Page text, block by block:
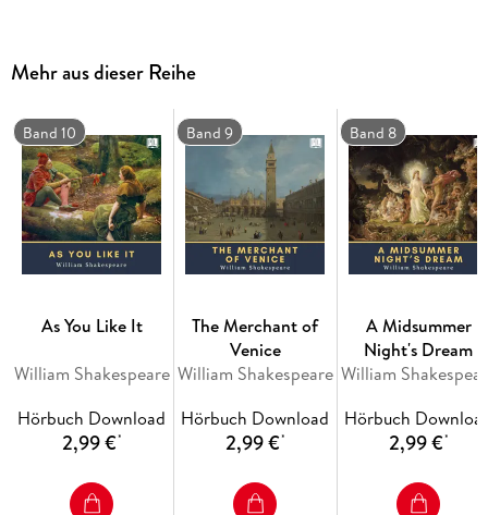
his twin sons, and their twin slaves. The family becomes
separated during a tempest; Aegeon, one son, and one slave
were rescued together, and the others were never to be seen
again. Years later his son Antipholus and his slave Dromio
left to search for their long lost siblings; after the boys didn't
return, Aegeon set out to bring his son back home. Moved by
this story, the duke allows Aegeon one day to get the money
to pay his fine and to find his family.
Mehr aus dieser Reihe
Band 10
As You Like It
William Shakespeare
Hörbuch Download
2,99 €*
Band 9
The Merchant of
Venice
William Shakespeare
Hörbuch Download
2,99 €*
Band 8
A Midsummer
Night's Dream
William
Hörbuch
2,99 €*